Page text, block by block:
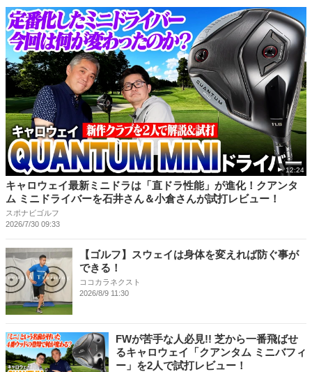
12:24
キャロウェイ最新ミニドラは「直ドラ性能」が進化！クアンタ
ム ミニドライバーを石井さん＆小倉さんが試打レビュー！
スポナビゴルフ
2026/7/30 09:33
【ゴルフ】スウェイは身体を変えれば防ぐ事が
できる！
ココカラネクスト
2026/8/9 11:30
FWが苦手な人必見!! 芝から一番飛ばせ
るキャロウェイ「クアンタム ミニバフィ
ー」を2人で試打レビュー！